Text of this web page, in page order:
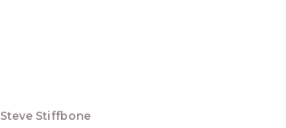
Steve Stiffbone